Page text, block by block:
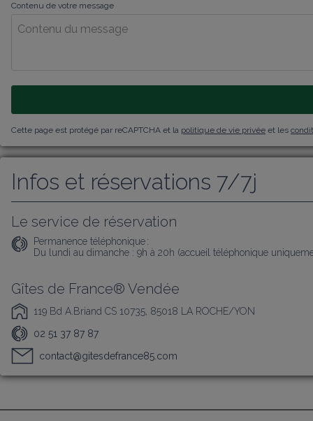
Contenu de votre message
Cette page est protégé par reCAPTCHA et la politique de vie privée et les
Infos et réservations 7/7j
Le service de réservation
Permanence téléphonique :
Du lundi au dimanche : 9h à 20h (accueil téléphonique
Gîtes de France® Vendée
119 Bd A.Briand CS 10735, 85018 LA ROCHE/YON
02 51 37 87 87
contact@gitesdefrance85.com